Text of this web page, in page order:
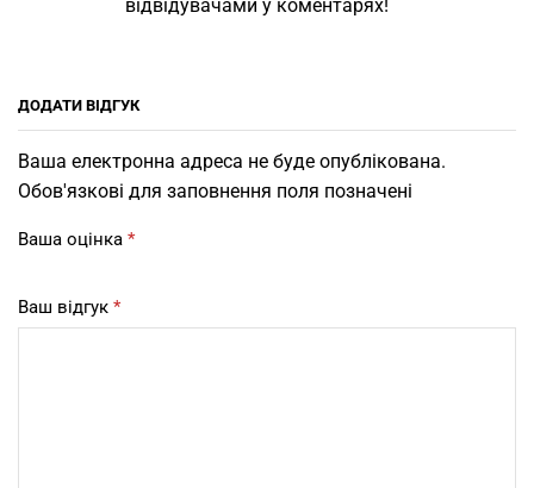
відвідувачами у коментарях!
ДОДАТИ ВІДГУК
Ваша електронна адреса не буде опублікована.
Обов'язкові для заповнення поля позначені
Ваша оцінка *
Ваш відгук *